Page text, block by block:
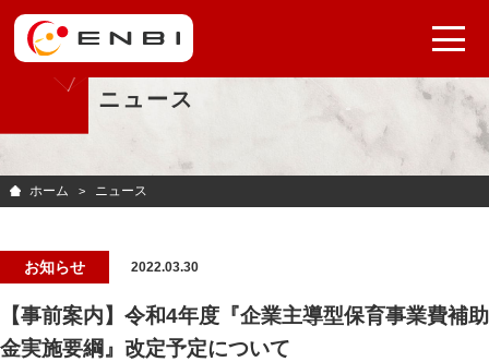
ニュース
ホーム ニュース
お知らせ 2022.03.30
【事前案内】令和4年度『企業主導型保育事業費補助
金実施要綱』改定予定について